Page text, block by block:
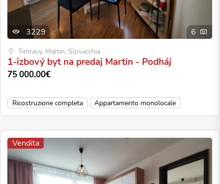
3229 6
Timravy, Martin, Slovacchia
1-izbový byt na predaj Martin - Podháj
75 000,00€
Ricostruzione completa Appartamento monolocale
Vendita